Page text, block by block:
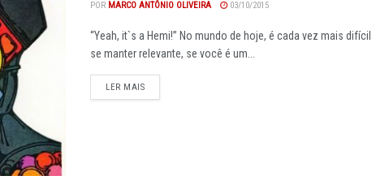
POR MARCO ANTÔNIO OLIVEIRA 03/10/2015
“Yeah, it`s a Hemi!” No mundo de hoje, é cada vez mais difícil
se manter relevante, se você é um...
LER MAISDETAILS